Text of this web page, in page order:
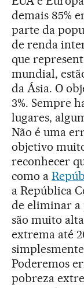
demais 85%
parte da
de renda
que
mundial,
da Ásia. O
3%. Sempre
lugares,
Não é uma
objetivo
reconhecer
como a
a República
de eliminar a
são muito
extrema até
Poderemos
pobreza